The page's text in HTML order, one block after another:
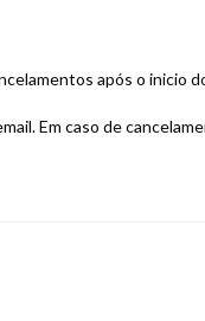
após o inicio
Em caso de